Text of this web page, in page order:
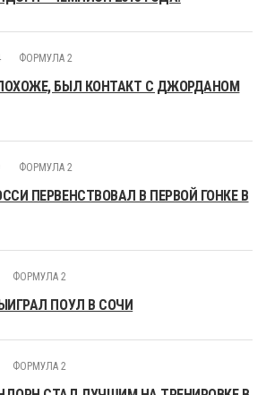
ФОРМУЛА 2
БЫЛ КОНТАКТ С ДЖОРДАНОМ
ФОРМУЛА 2
ПЕРВЕНСТВОВАЛ В ПЕРВОЙ ГОНКЕ В
ФОРМУЛА 2
ПОУЛ В СОЧИ
ФОРМУЛА 2